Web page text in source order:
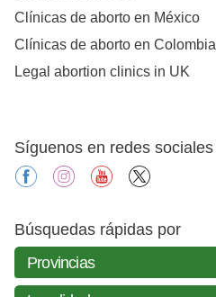
Clínicas de aborto en México
Clínicas de aborto en Colombia
Legal abortion clinics in UK
Síguenos en redes sociales
facebookinstagramyoutube
Búsquedas rápidas por